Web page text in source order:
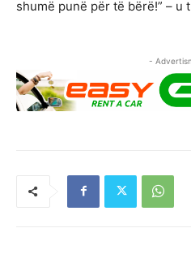
shumë punë për të bërë!” – u
-